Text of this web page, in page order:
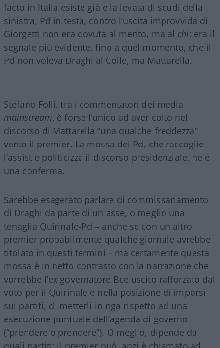
facto in Italia esiste già e la levata di scudi della
sinistra, Pd in testa, contro l’uscita improvvida di
Giorgetti non era dovuta al merito, ma al chi: era il
segnale più evidente, fino a quel momento, che il
Pd non voleva Draghi al Colle, ma Mattarella.
Stefano Folli, tra i commentatori dei media
mainstream, è forse l’unico ad aver colto nel
discorso di Mattarella “una qualche freddezza”
verso il premier. La mossa del Pd, che raccoglie
l’assist e politicizza il discorso presidenziale, ne è
una conferma.
Sarebbe esagerato parlare di commissariamento
di Draghi da parte di un asse, o meglio una
tenaglia Quirinale-Pd – anche se con un altro
premier probabilmente qualche giornale avrebbe
titolato in questi termini – ma certamente questa
mossa è in netto contrasto con la narrazione che
vorrebbe l’ex governatore Bce uscito rafforzato dal
voto per il Quirinale e nella posizione di imporsi
sui partiti, di metterli in riga rispetto ad una
esecuzione puntuale dell’agenda di governo
(“prendere o prendere”). O meglio, dipende da
quali partiti: il premier può, anzi è chiamato ad